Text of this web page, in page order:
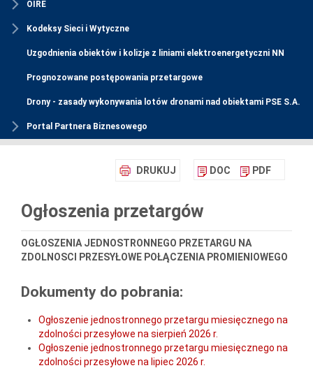
OIRE
Kodeksy Sieci i Wytyczne
Uzgodnienia obiektów i kolizje z liniami elektroenergetyczni NN
Prognozowane postępowania przetargowe
Drony - zasady wykonywania lotów dronami nad obiektami PSE S.A.
Portal Partnera Biznesowego
DRUKUJ DOC PDF
Ogłoszenia przetargów
OGŁOSZENIA JEDNOSTRONNEGO PRZETARGU NA
ZDOLNOSCI PRZESYŁOWE POŁĄCZENIA PROMIENIOWEGO
Dokumenty do pobrania:
Ogłoszenie jednostronnego przetargu miesięcznego na
zdolności przesyłowe na sierpień 2026 r.
Ogłoszenie jednostronnego przetargu miesięcznego na
zdolności przesyłowe na lipiec 2026 r.